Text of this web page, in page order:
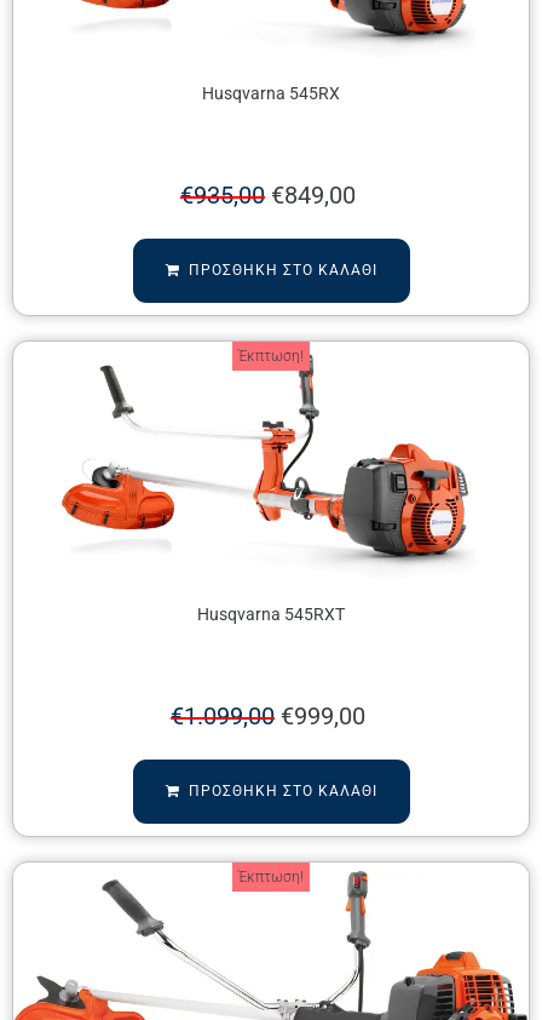
Husqvarna 545RX
€935,00 €849,00
ΠΡΟΣΘΉΚΗ ΣΤΟ ΚΑΛΆΘΙ
Έκπτωση!
Husqvarna 545RXT
€1.099,00 €999,00
ΠΡΟΣΘΉΚΗ ΣΤΟ ΚΑΛΆΘΙ
Έκπτωση!